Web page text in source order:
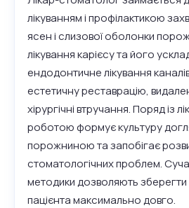
лікуванням і профілактикою
ясен і слизової оболонки
лікування карієсу та його
ендодонтичне лікування
естетичну реставрацію,
хірургічні втручання. Поряд із
роботою формує культуру
порожниною та запобігає
стоматологічних проблем.
методики дозволяють зберегти
пацієнта максимально довго.